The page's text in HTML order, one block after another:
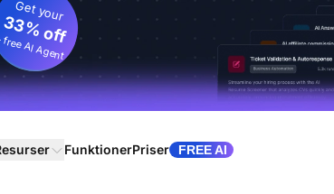
Get your
33% off
AI Agent
FunktionerPriser FREE AI